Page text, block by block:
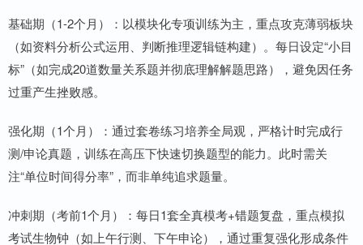
基础期（1-2个月）：以模块化专项训练为主，重点攻克薄弱板块
（如资料分析公式运用、判断推理逻辑链构建）。每日设定“小目
标”（如完成20道数量关系题并彻底理解解题思路），避免因任务
过重产生挫败感。
强化期（1个月）：通过套卷练习培养全局观，严格计时完成行
测/申论真题，训练在高压下快速切换题型的能力。此时需关
注“单位时间得分率”，而非单纯追求题量。
冲刺期（考前1个月）：每日1套全真模考+错题复盘，重点模拟
考试生物钟（如上午行测、下午申论），通过重复强化形成条件